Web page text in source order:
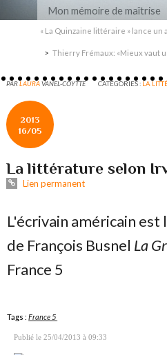
Mon mémoire de maîtrise
« La Quinzaine littéraire » lance un
Thierry Frémaux: «Mieux vaut
PARLAURAVANEL-COYTTE CATÉGORIES : LA
2013
16/05
La littérature selon
Lien permanent
L'écrivain américain
de François Busnel La
France 5
Tags :France 5
Publié le 25/04/2013 à 09:33